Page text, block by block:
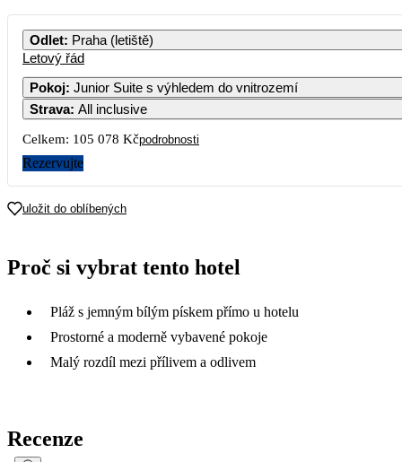
Odlet: Praha (letiště)
Letový řád
Pokoj: Junior Suite s výhledem do vnitrozemí
Strava: All inclusive
Celkem: 105 078 Kčpodrobnosti
Rezervujte
uložit do oblíbených
Proč si vybrat tento hotel
Pláž s jemným bílým pískem přímo u hotelu
Prostorné a moderně vybavené pokoje
Malý rozdíl mezi přílivem a odlivem
Recenze